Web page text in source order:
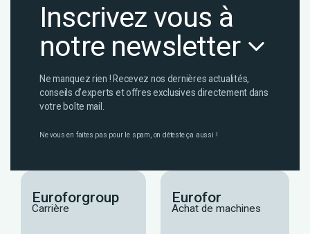
Inscrivez vous à
notre newsletter
Ne manquez rien ! Recevez nos dernières actualités,
conseils d’experts et offres exclusives directement dans
votre boîte mail.
Ne vous en faites pas pour le spam, on déteste ça aussi !
Euroforgroup
Carrière
Eurofor
Achat de machines